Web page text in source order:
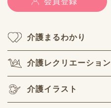
介護まるわかり
介護レクリエーション
介護イラスト